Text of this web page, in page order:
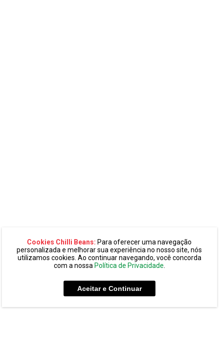
Cookies Chilli Beans: Para oferecer uma navegação
personalizada e melhorar sua experiência no nosso site, nós
utilizamos cookies. Ao continuar navegando, você concorda
com a nossa Política de Privacidade.
Aceitar e Continuar